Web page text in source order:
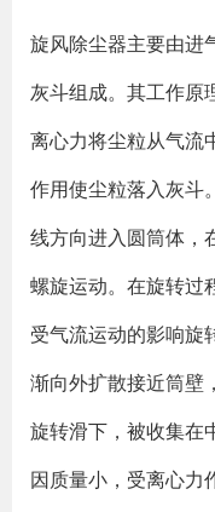
旋风除尘器主要由进
灰斗组成。其工作原
离心力将尘粒从气流
作用使尘粒落入灰斗
线方向进入圆筒体，
螺旋运动。在旋转过
受气流运动的影响旋
渐向外扩散接近筒壁
旋转滑下，被收集在
因质量小，受离心力